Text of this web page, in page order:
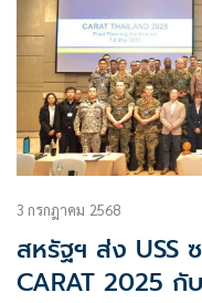
รณา
3 กรกฎาคม 2568
สหรัฐฯ ส่ง USS
CARAT 2025 กั